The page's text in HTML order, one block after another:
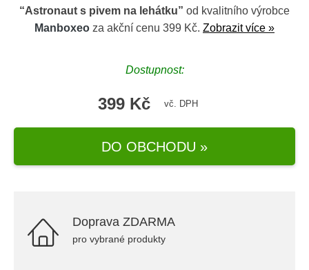
“Astronaut s pivem na lehátku” od kvalitního výrobce
Manboxeo za akční cenu 399 Kč. Zobrazit více »
Dostupnost:
399 Kč vč. DPH
DO OBCHODU »
Doprava ZDARMA
pro vybrané produkty